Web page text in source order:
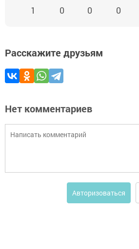
1 0 0 0
Расскажите друзьям
Нет комментариев
Авторизоваться